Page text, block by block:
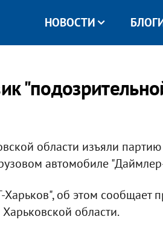
НОВОСТИ
области изъяли
автомобиле
об этом сообщает
области.